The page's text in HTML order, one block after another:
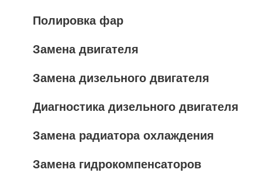
Полировка фар
Замена двигателя
Замена дизельного двигателя
Диагностика дизельного двигателя
Замена радиатора охлаждения
Замена гидрокомпенсаторов